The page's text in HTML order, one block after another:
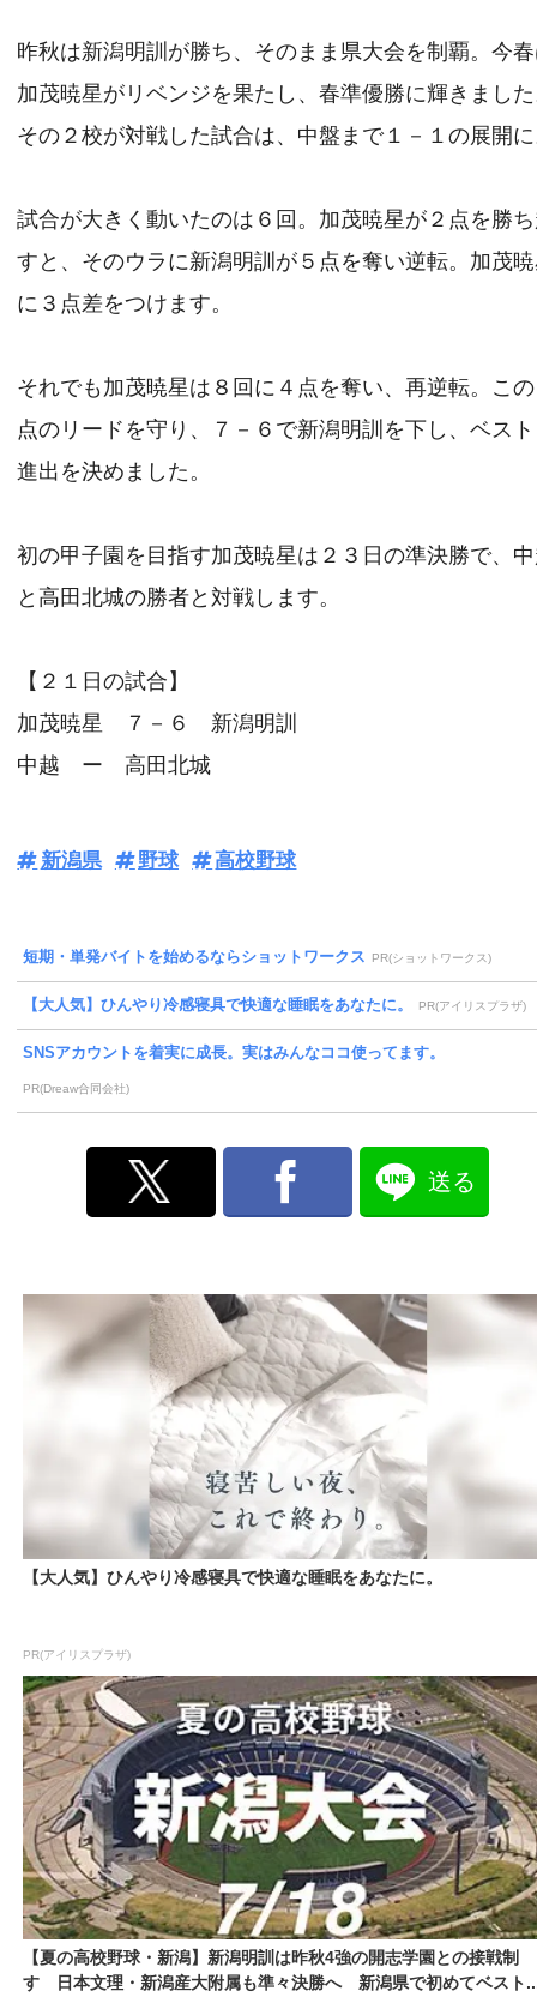
昨秋は新潟明訓が勝ち、そのまま県大会を制覇。今
加茂暁星がリベンジを果たし、春準優勝に輝きまし
その２校が対戦した試合は、中盤まで１－１の展開
試合が大きく動いたのは６回。加茂暁星が２点を勝
すと、そのウラに新潟明訓が５点を奪い逆転。加茂
に３点差をつけます。
それでも加茂暁星は８回に４点を奪い、再逆転。こ
点のリードを守り、７－６で新潟明訓を下し、ベス
進出を決めました。
初の甲子園を目指す加茂暁星は２３日の準決勝で、
と高田北城の勝者と対戦します。
【２１日の試合】
加茂暁星 ７－６ 新潟明訓
中越 ー 高田北城
新潟県 野球 高校野球
短期・単発バイトを始めるならショットワークス PR(ショットワークス)
【大人気】ひんやり冷感寝具で快適な睡眠をあなたに。 PR(アイリスプラザ)
SNSアカウントを着実に成長。実はみんなココ使ってます。
PR(Dreaw合同会社)
送る
【大人気】ひんやり冷感寝具で快適な睡眠をあなたに。
PR(アイリスプラザ)
【夏の高校野球・新潟】新潟明訓は昨秋4強の開志学園との接戦制
す 日本文理・新潟産大附属も準々決勝へ 新潟県で初めてベスト